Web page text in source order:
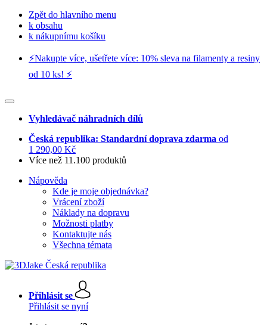
Zpět do hlavního menu
k obsahu
k nákupnímu košíku
⚡️Nakupte více, ušetřete více: 10% sleva na filamenty a resiny
od 10 ks! ⚡️
Vyhledávač náhradních dílů
Česká republika: Standardní doprava zdarma od
1 290,00 Kč
Více než 11.100 produktů
Nápověda
Kde je moje objednávka?
Vrácení zboží
Náklady na dopravu
Možnosti platby
Kontaktujte nás
Všechna témata
Přihlásit se
Přihlásit se nyní